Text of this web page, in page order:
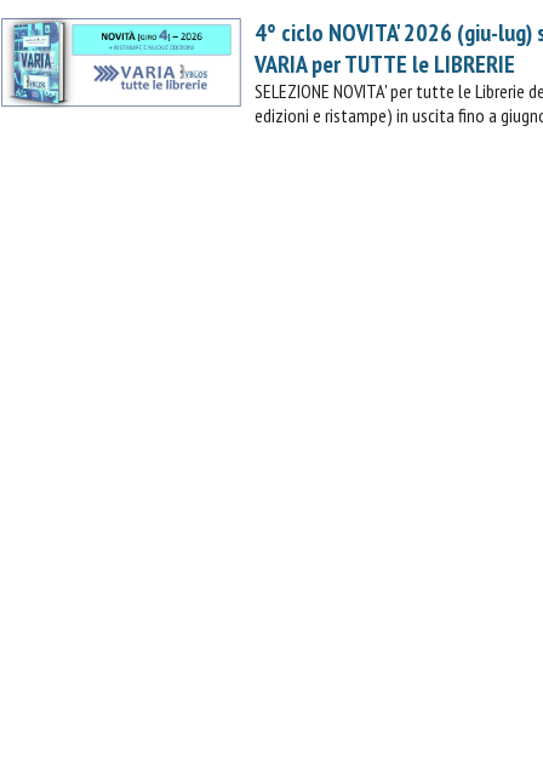
4° ciclo NOVITA' 2026 (giu-lug)
VARIA per TUTTE le LIBRERIE
SELEZIONE NOVITA' per tutte le Librerie
edizioni e ristampe) in uscita fino a